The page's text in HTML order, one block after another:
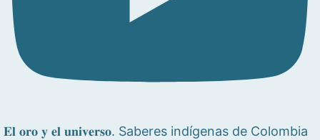
𝐄𝐥 𝐨𝐫𝐨 𝐲 𝐞𝐥 𝐮𝐧𝐢𝐯𝐞𝐫𝐬𝐨. Saberes indígenas de Colombia